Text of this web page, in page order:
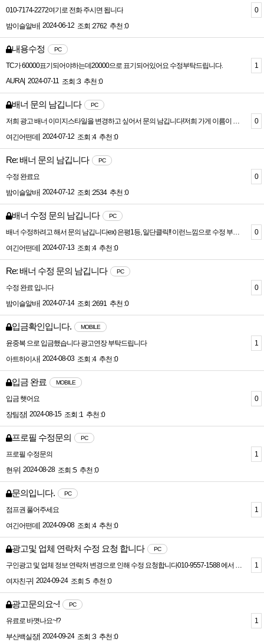
010-7174-2272여기로 전화 주시면 됩니다
밤이슬알바| 2024-06-12 조회 :2762 추천 :0
0
내용수정 PC
TC가 60000표기되어야하는데20000으로 표기되어있어요 수정부탁드립니다.
AURA| 2024-07-11 조회 :3 추천 :0
1
배너 문의 남깁니다 PC
저희 광고 배너 이미지스타일을 변경하고 싶어서 문의 남깁니다!저희 가게 이름이 들어갔으면 해서ex) 은평1등!!, 레드들어간 배너로 수정하고 싶어서 문의 남깁니다!!
여긴어떤데
2024-07-12 조회 :4 추천 :0
0
Re: 배너 문의 남깁니다 PC
수정 완료요
밤이슬알바| 2024-07-12 조회 :2534 추천 :0
0
배너 수정 문의 남깁니다 PC
배너 수정하려고 해서 문의 남깁니다ex) 은평1등, 일단클릭!! 이런느낌으로 수정 부탁드립니다
여긴어떤데
2024-07-13 조회 :4 추천 :0
0
Re: 배너 수정 문의 남깁니다 PC
수정 완료 입니다
밤이슬알바| 2024-07-14 조회 :2691 추천 :0
0
입금확인입니다. MOBILE
윤중복 으로 입금했습니다 광고연장 부탁드립니다
아트하이사| 2024-08-03 조회 :4 추천 :0
1
입금 완료 MOBILE
입금 햇어요
장팀장| 2024-08-15 조회 :1 추천 :0
0
프로필 수정문의 PC
프로필 수정문의
현우 2024-08-28 조회 :5 추천 :0
1
문의입니다. PC
점프권 풀어주세요
여긴어떤데
2024-09-08 조회 :4 추천 :0
1
광고및 업체 연락처 수정 요청 합니다 PC
구인광고 및 업체 정보 연락처 변경으로 인해 수정 요청합니다010-9557-1588 에서 010-3498-3342 로 변경 부탁드려요
여자친구 2024-09-24 조회 :5 추천 :0
1
광고문의요~! PC
유료로 바꼇나요~!?
부산백실장| 2024-09-24 조회 :3 추천 :0
1